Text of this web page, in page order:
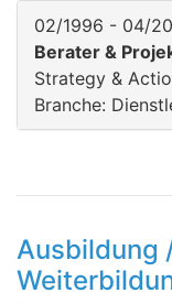
02/1996 - 04/
Berater &
Strategy &
Branche:
Ausbildung